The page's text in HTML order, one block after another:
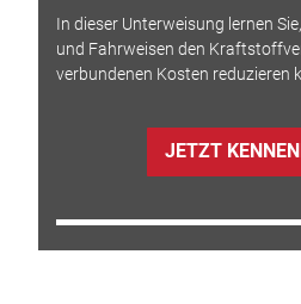
In dieser Unterweisung lernen
und Fahrweisen den
verbundenen Kosten reduzieren
JETZT